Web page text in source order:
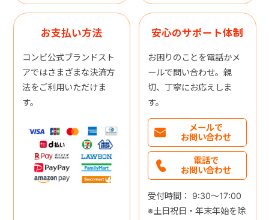
お支払い方法
コンビ公式ブランドスト
アではさまざまな決済方
法をご利用いただけま
す。
安心のサポート体制
お困りのことを電話かメ
ールで問い合わせ。親
切、丁寧にお応えしま
す。
メールで
お問い合わせ
電話で
お問い合わせ
受付時間： 9:30～17:00
※土日祝日・年末年始を除